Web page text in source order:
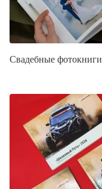
Свадебные фотокниги